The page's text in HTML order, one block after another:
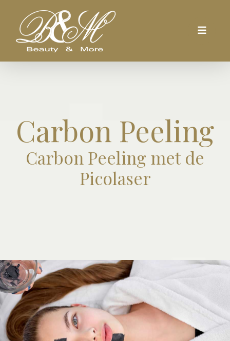
Carbon Peeling
Carbon Peeling met de
Picolaser